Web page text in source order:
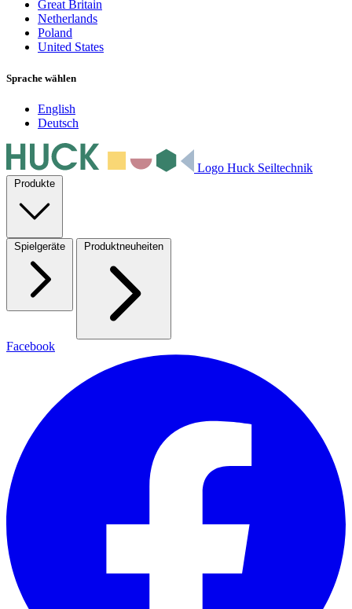
Great Britain
Netherlands
Poland
United States
Sprache wählen
English
Deutsch
Logo Huck Seiltechnik
Produkte
Spielgeräte Produktneuheiten
Facebook